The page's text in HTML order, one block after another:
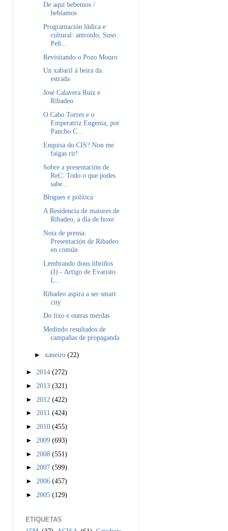
De aquí bebemos /
bebíamos
Programación lúdica e
cultural: antroido, Suso
Peñ...
Revisitando o Pozo Mouro
Un xabaril á beira da
estrada
José Calavera Ruiz e
Ribadeo
O Cabo Torres e o
Emperatriz Eugenia, por
Pancho C...
Enquisa do CIS? Non me
faigas rir!
Sobre a presentación de
ReC: Todo o que podes
sabe...
Blogues e política
A Residencia de maiores de
Ribadeo, a día de hoxe
Nota de prensa:
Presentación de Ribadeo
en común
Lembrando dous libriños
(I) - Artigo de Evaristo
L...
Ribadeo aspira a ser smart
city
Do lixo e outras merdas
Medindo resultados de
campañas de propaganda
►xaneiro(22)
► 2014 (272)
► 2013 (321)
► 2012 (422)
► 2011 (424)
► 2010 (455)
► 2009 (693)
► 2008 (551)
► 2007 (599)
► 2006 (457)
► 2005 (129)
ETIQUETAS